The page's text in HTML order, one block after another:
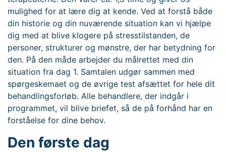
mulighed for at lære dig at kende. Ved at forstå både
din historie og din nuværende situation kan vi hjælpe
dig med at blive klogere på stresstilstanden, de
personer, strukturer og mønstre, der har betydning for
den. På den måde arbejder du målrettet med din
situation fra dag 1. Samtalen udgør sammen med
spørgeskemaet og de øvrige test afsættet for hele dit
behandlingsforløb. Alle behandlere, der indgår i
programmet, vil blive briefet, så de på forhånd har en
forståelse for dine behov.
Den første dag